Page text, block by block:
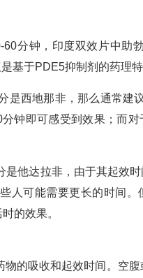
分钟，印度双效片中助
基于PDE5抑制剂的药理
是西地那非，那么通常建
钟即可感受到效果；而
他达拉非，由于其起效
人可能需要更长的时间
的效果。
的吸收和起效时间。空